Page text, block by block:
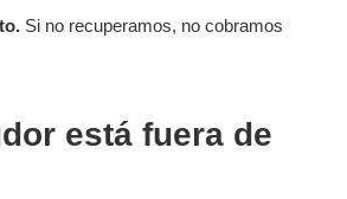
Si no recuperamos, no cobramos
está fuera de